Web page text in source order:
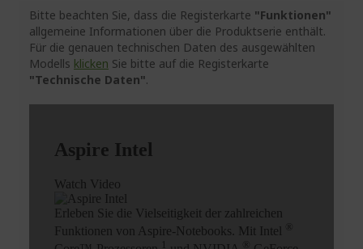
Bitte beachten Sie, dass die Registerkarte "Funktionen"
allgemeine Informationen über die Produktserie enthält.
Für die genauen technischen Daten des ausgewählten
Modells klicken Sie bitte auf die Registerkarte
"Technische Daten".